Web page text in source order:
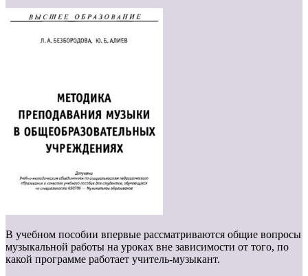
В учебном пособии впервые рассматриваются общие вопросы
музыкальной работы на уроках вне зависимости от того, по
какой программе работает учитель-музыкант.